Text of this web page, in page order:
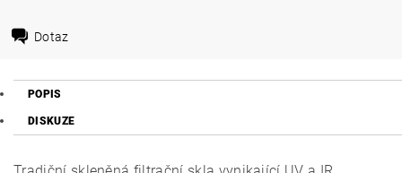
Dotaz
POPIS
DISKUZE